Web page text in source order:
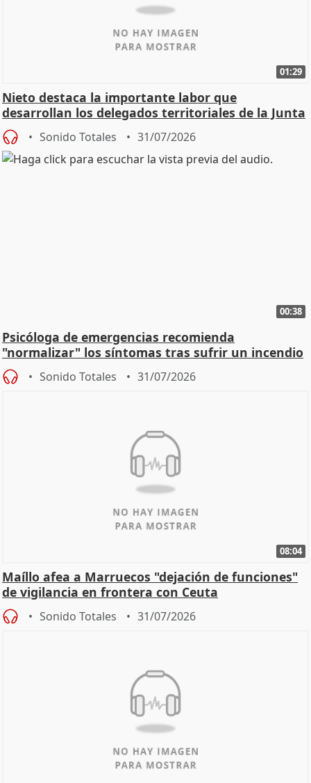
01:29
Nieto destaca la importante labor que
desarrollan los delegados territoriales de la Junta
Sonido Totales 31/07/2026
00:38
Psicóloga de emergencias recomienda
"normalizar" los síntomas tras sufrir un incendio
Sonido Totales 31/07/2026
08:04
Maíllo afea a Marruecos "dejación de funciones"
de vigilancia en frontera con Ceuta
Sonido Totales 31/07/2026